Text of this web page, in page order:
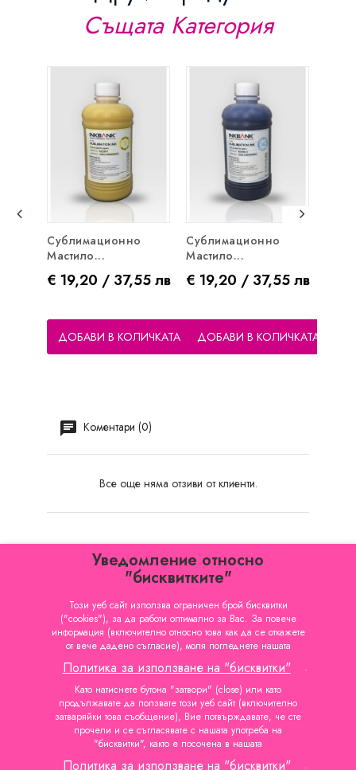
Същата Категория
Сублимационно
Мастило...
Цена
€ 19,20 / 37,55 лв
ДОБАВИ В КОЛИЧКАТА
Сублимационно
Мастило...
Цена
€ 19,20 / 37,55 лв
ДОБАВИ В КОЛИЧКАТА
Коментари (0)
Все още няма отзиви от клиенти.
КАТЕГОРИИ 
ИНФОРМАЦИЯ
ВАШИЯТ ПРОФИЛ
ФИРМЕНА ИНФОРМАЦИЯ
Уведомление относно
"бисквитките"
Този уеб сайт използва ограничен брой бисквитки
("cookies"), за да работи оптимално за Вас. За повече
информация (включително относно това как да се откажете
от вече дадено съгласие), моля погледнете нашата
Политика за използване на "бисквитки"
.
Като натиснете бутона "затвори" (close) или като
продължавате да ползвате този уеб сайт (включително
затваряйки това съобщение), Вие потвърждавате, че сте
прочели и се съгласявате с нашата употреба на
"бисквитки", както е посочена в нашата
Политика за използване на "бисквитки" .